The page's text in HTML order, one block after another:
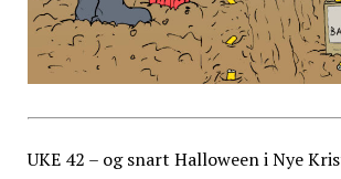
UKE 42 – og snart Halloween i Nye